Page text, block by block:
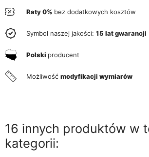
Raty 0% bez dodatkowych kosztów
Symbol naszej jakości: 15 lat gwarancji
Polski producent
Możliwość modyfikacji wymiarów
16 innych produktów w
kategorii: